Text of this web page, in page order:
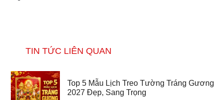
TIN TỨC LIÊN QUAN
Top 5 Mẫu Lịch Treo Tường Tráng Gương
2027 Đẹp, Sang Trọng